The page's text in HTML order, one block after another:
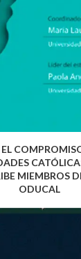
MIEMBROS
ODUCAL